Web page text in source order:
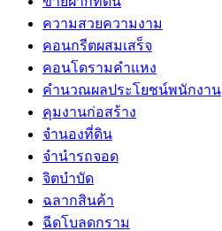
ความสวยความงาม
คอนกรีตผสมเสร็จ
คอนโดรามคำแหง
คำนวณผลประโยชน์พนักงาน
คุมงานก่อสร้าง
จำนองที่ดิน
จำนำรถจอด
จิตบำบัด
ฉลากสินค้า
ฉีดโบลดกราม